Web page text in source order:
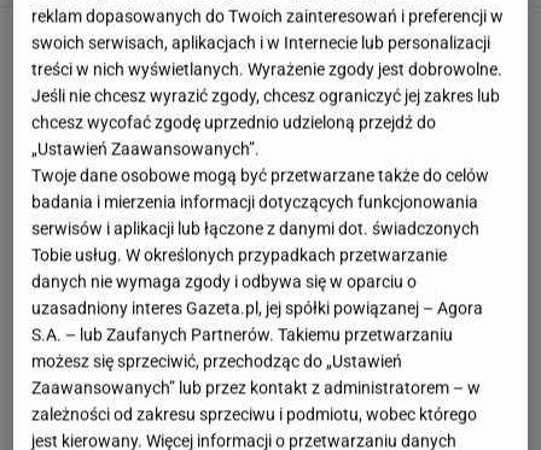
reklam dopasowanych do Twoich zainteresowań i preferencji w
swoich serwisach, aplikacjach i w Internecie lub personalizacji
treści w nich wyświetlanych. Wyrażenie zgody jest dobrowolne.
Jeśli nie chcesz wyrazić zgody, chcesz ograniczyć jej zakres lub
chcesz wycofać zgodę uprzednio udzieloną przejdź do
„Ustawień Zaawansowanych”.
Twoje dane osobowe mogą być przetwarzane także do celów
badania i mierzenia informacji dotyczących funkcjonowania
serwisów i aplikacji lub łączone z danymi dot. świadczonych
Tobie usług. W określonych przypadkach przetwarzanie
danych nie wymaga zgody i odbywa się w oparciu o
uzasadniony interes Gazeta.pl, jej spółki powiązanej – Agora
S.A. – lub Zaufanych Partnerów. Takiemu przetwarzaniu
możesz się sprzeciwić, przechodząc do „Ustawień
Zaawansowanych” lub przez kontakt z administratorem – w
zależności od zakresu sprzeciwu i podmiotu, wobec którego
jest kierowany. Więcej informacji o przetwarzaniu danych